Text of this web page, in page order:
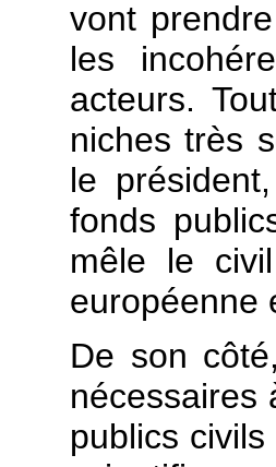
vont
les
acteurs.
niches très
le
fonds
mêle le
européenne
De son
nécessaires
publics